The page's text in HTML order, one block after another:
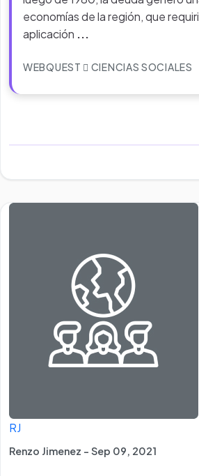
economías de la región, que
aplicación ...
WEBQUEST CIENCIAS SOCIALES
RJ
Renzo Jimenez - Sep 09, 2021